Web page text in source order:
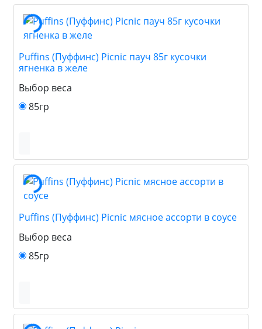
Puffins (Пуффинс) Picnic пауч 85г кусочки
ягненка в желе
Выбор веса
85гр
Puffins (Пуффинс) Picnic мясное ассорти в соусе
Выбор веса
85гр